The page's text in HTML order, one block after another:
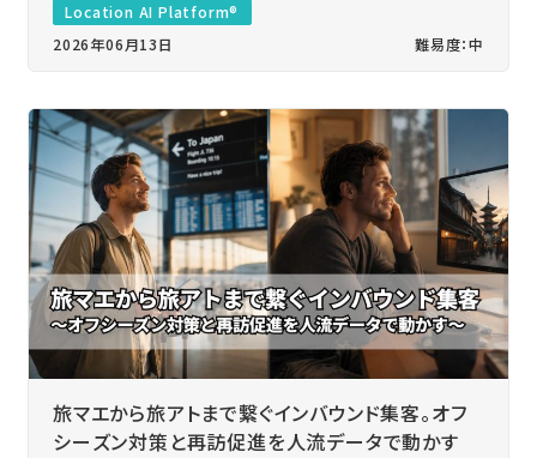
Location AI Platform®
2026年06月13日
難易度：中
旅マエから旅アトまで繋ぐインバウンド集客。オフ
シーズン対策と再訪促進を人流データで動かす